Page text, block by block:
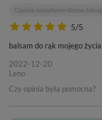
5/5
Opinia niepotwierdzona
balsam do rąk mojego
2022-12-20
Leno
Czy opinia była pomocna?